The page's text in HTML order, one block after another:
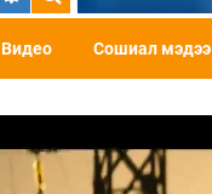
Видео Сошиал мэдээ